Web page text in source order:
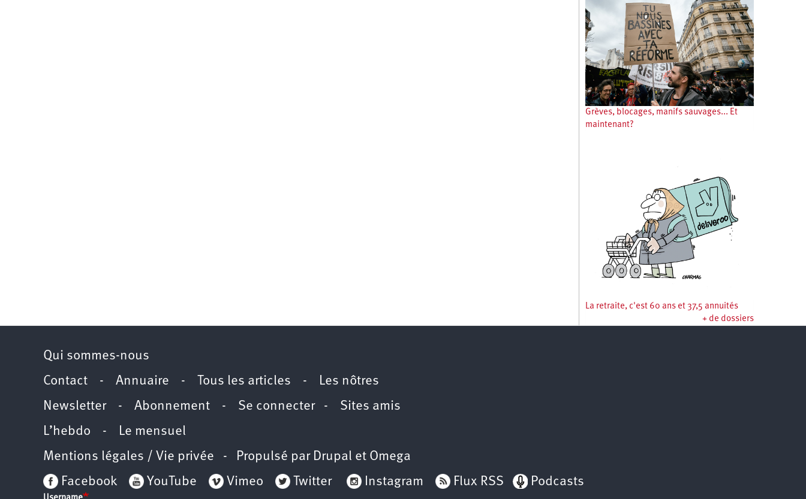
Grèves, blocages, manifs sauvages... Et
maintenant?
La retraite, c'est 60 ans et 37,5 annuités
+ de dossiers
Qui sommes-nous
Contact - Annuaire - Tous les articles - Les nôtres
Newsletter- Abonnement - Se connecter- Sites amis
L’hebdo - Le mensuel
Mentions légales / Vie privée - Propulsé par Drupal et Omega
Facebook
YouTube Vimeo Twitter Instagram Flux RSS Podcasts